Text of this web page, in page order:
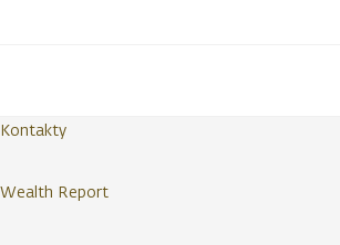
Kontakty
Wealth Report